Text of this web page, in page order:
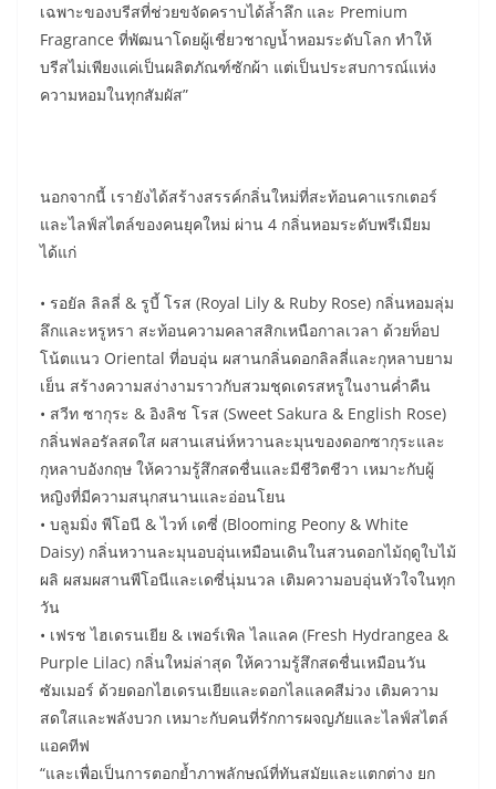
เฉพาะของบรีสที่ช่วยขจัดคราบได้ล้ำลึก และ Premium
Fragrance ที่พัฒนาโดยผู้เชี่ยวชาญน้ำหอมระดับโลก ทำให้
บรีสไม่เพียงแค่เป็นผลิตภัณฑ์ซักผ้า แต่เป็นประสบการณ์แห่ง
ความหอมในทุกสัมผัส”
นอกจากนี้ เรายังได้สร้างสรรค์กลิ่นใหม่ที่สะท้อนคาแรกเตอร์
และไลฟ์สไตล์ของคนยุคใหม่ ผ่าน 4 กลิ่นหอมระดับพรีเมียม
ได้แก่
• รอยัล ลิลลี่ & รูบี้ โรส (Royal Lily & Ruby Rose) กลิ่นหอมลุ่ม
ลึกและหรูหรา สะท้อนความคลาสสิกเหนือกาลเวลา ด้วยท็อป
โน้ตแนว Oriental ที่อบอุ่น ผสานกลิ่นดอกลิลลี่และกุหลาบยาม
เย็น สร้างความสง่างามราวกับสวมชุดเดรสหรูในงานค่ำคืน
• สวีท ซากุระ & อิงลิช โรส (Sweet Sakura & English Rose)
กลิ่นฟลอรัลสดใส ผสานเสน่ห์หวานละมุนของดอกซากุระและ
กุหลาบอังกฤษ ให้ความรู้สึกสดชื่นและมีชีวิตชีวา เหมาะกับผู้
หญิงที่มีความสนุกสนานและอ่อนโยน
• บลูมมิ่ง พีโอนี & ไวท์ เดซี่ (Blooming Peony & White
Daisy) กลิ่นหวานละมุนอบอุ่นเหมือนเดินในสวนดอกไม้ฤดูใบไม้
ผลิ ผสมผสานพีโอนีและเดซี่นุ่มนวล เติมความอบอุ่นหัวใจในทุก
วัน
• เฟรช ไฮเดรนเยีย & เพอร์เพิล ไลแลค (Fresh Hydrangea &
Purple Lilac) กลิ่นใหม่ล่าสุด ให้ความรู้สึกสดชื่นเหมือนวัน
ซัมเมอร์ ด้วยดอกไฮเดรนเยียและดอกไลแลคสีม่วง เติมความ
สดใสและพลังบวก เหมาะกับคนที่รักการผจญภัยและไลฟ์สไตล์
แอคทีฟ
“และเพื่อเป็นการตอกย้ำภาพลักษณ์ที่ทันสมัยและแตกต่าง ยก